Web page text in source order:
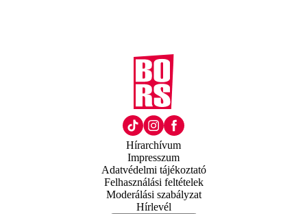
Hírarchívum
Impresszum
Adatvédelmi tájékoztató
Felhasználási feltételek
Moderálási szabályzat
Hírlevél